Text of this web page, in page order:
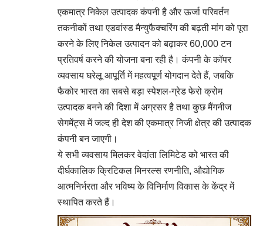
एकमात्र निकेल उत्पादक कंपनी है और ऊर्जा परिवर्तन
तकनीकों तथा एडवांस्ड मैन्युफैक्चरिंग की बढ़ती मांग को पूरा
करने के लिए निकेल उत्पादन को बढ़ाकर 60,000 टन
प्रतिवर्ष करने की योजना बना रही है। कंपनी के कॉपर
व्यवसाय घरेलू आपूर्ति में महत्वपूर्ण योगदान देते हैं, जबकि
फैकोर भारत का सबसे बड़ा स्पेशल-ग्रेड फेरो क्रोम
उत्पादक बनने की दिशा में अग्रसर है तथा कुछ मैंगनीज
सेगमेंट्स में जल्द ही देश की एकमात्र निजी क्षेत्र की उत्पादक
कंपनी बन जाएगी।
ये सभी व्यवसाय मिलकर वेदांता लिमिटेड को भारत की
दीर्घकालिक क्रिटिकल मिनरल्स रणनीति, औद्योगिक
आत्मनिर्भरता और भविष्य के विनिर्माण विकास के केंद्र में
स्थापित करते हैं।